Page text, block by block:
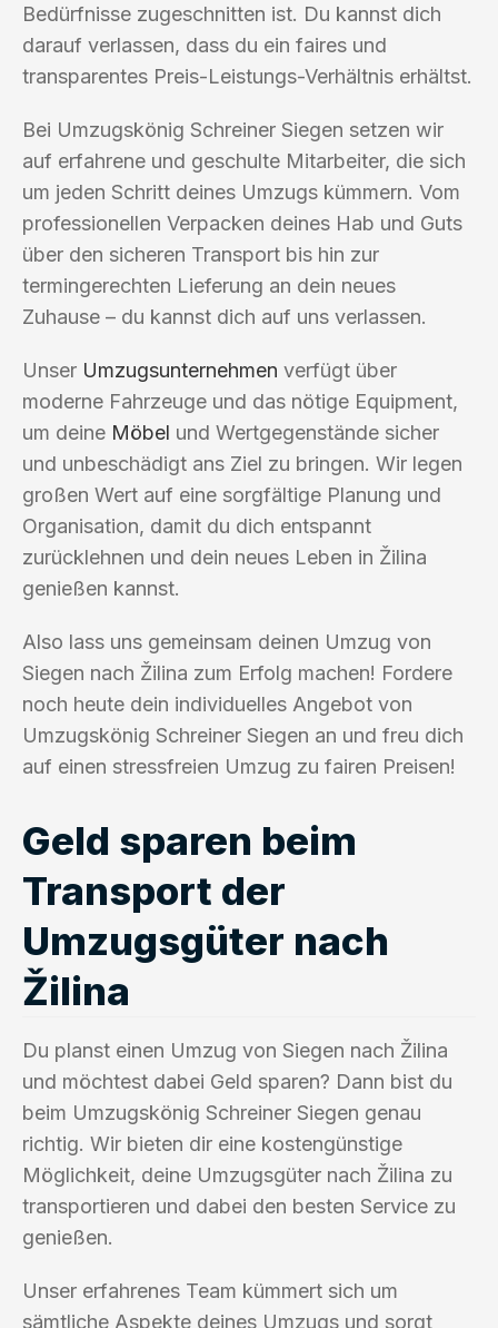
Bedürfnisse zugeschnitten ist. Du kannst dich
darauf verlassen, dass du ein faires und
transparentes Preis-Leistungs-Verhältnis erhältst.
Bei Umzugskönig Schreiner Siegen setzen wir
auf erfahrene und geschulte Mitarbeiter, die sich
um jeden Schritt deines Umzugs kümmern. Vom
professionellen Verpacken deines Hab und Guts
über den sicheren Transport bis hin zur
termingerechten Lieferung an dein neues
Zuhause – du kannst dich auf uns verlassen.
Unser Umzugsunternehmen verfügt über
moderne Fahrzeuge und das nötige Equipment,
um deine Möbel und Wertgegenstände sicher
und unbeschädigt ans Ziel zu bringen. Wir legen
großen Wert auf eine sorgfältige Planung und
Organisation, damit du dich entspannt
zurücklehnen und dein neues Leben in Žilina
genießen kannst.
Also lass uns gemeinsam deinen Umzug von
Siegen nach Žilina zum Erfolg machen! Fordere
noch heute dein individuelles Angebot von
Umzugskönig Schreiner Siegen an und freu dich
auf einen stressfreien Umzug zu fairen Preisen!
Geld sparen beim
Transport der
Umzugsgüter nach
Žilina
Du planst einen Umzug von Siegen nach Žilina
und möchtest dabei Geld sparen? Dann bist du
beim Umzugskönig Schreiner Siegen genau
richtig. Wir bieten dir eine kostengünstige
Möglichkeit, deine Umzugsgüter nach Žilina zu
transportieren und dabei den besten Service zu
genießen.
Unser erfahrenes Team kümmert sich um
sämtliche Aspekte deines Umzugs und sorgt